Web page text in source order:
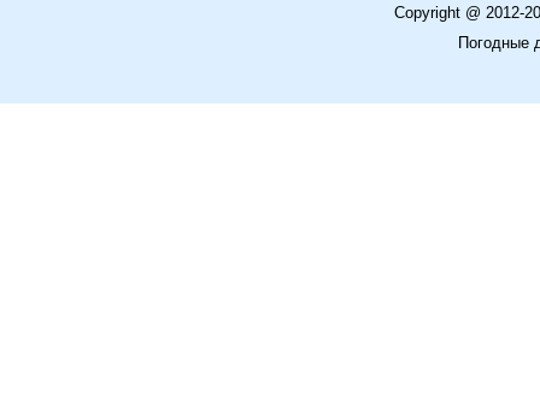
Copyright @ 2012-
Погодные